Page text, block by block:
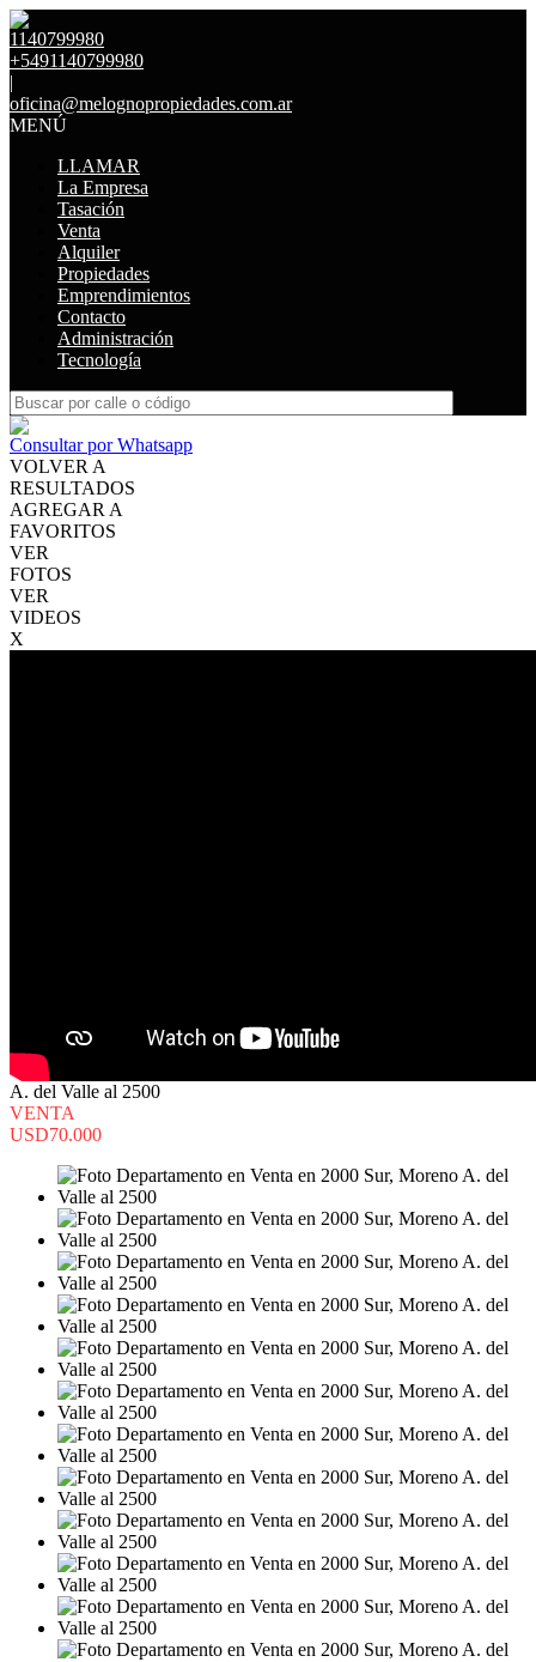
1140799980
+5491140799980
|
oficina@melognopropiedades.com.ar
MENÚ
LLAMAR
La Empresa
Tasación
Venta
Alquiler
Propiedades
Emprendimientos
Contacto
Administración
Tecnología
Consultar por Whatsapp
VOLVER A
RESULTADOS
AGREGAR A
FAVORITOS
VER
FOTOS
VER
VIDEOS
X
A. del Valle al 2500
VENTA
USD70.000